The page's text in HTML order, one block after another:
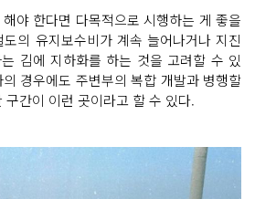
야 한다면 다목적으로 시행하는 게 좋을
의 유지보수비가 계속 늘어나거나 지진
김에 지하화를 하는 것을 고려할 수 있
경우에도 주변부의 복합 개발과 병행할
간이 이런 곳이라고 할 수 있다.